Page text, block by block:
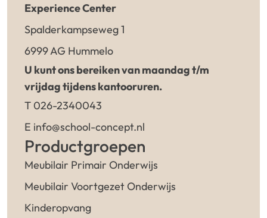
Experience Center
Spalderkampseweg 1
6999 AG Hummelo
U kunt ons bereiken van maandag t/m
vrijdag tijdens kantooruren.
T 026-2340043
E info@school-concept.nl
Productgroepen
Meubilair Primair Onderwijs
Meubilair Voortgezet Onderwijs
Kinderopvang